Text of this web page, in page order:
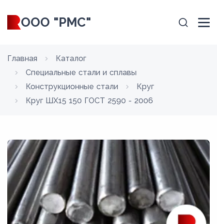
ООО "РМС"
Главная
Каталог
Специальные стали и сплавы
Конструкционные стали
Круг
Круг ШХ15 150 ГОСТ 2590 - 2006